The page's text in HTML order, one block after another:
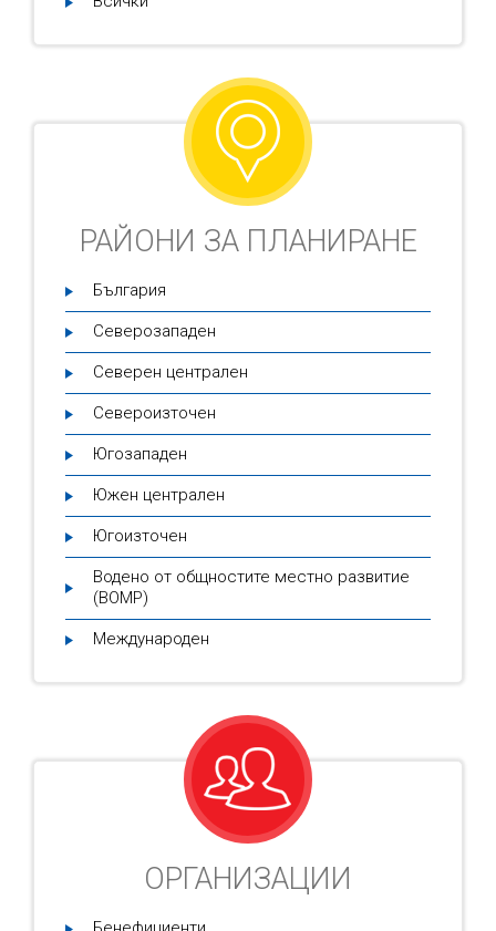
РАЙОНИ ЗА ПЛАНИРАНЕ
България
Северозападен
Северен централен
Североизточен
Югозападен
Южен централен
Югоизточен
Водено от общностите местно развитие
(ВОМР)
Международен
ОРГАНИЗАЦИИ